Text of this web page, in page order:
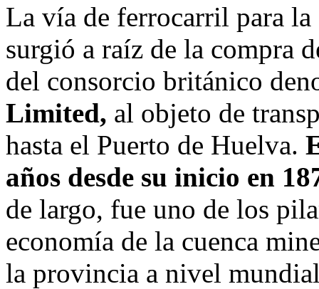
La vía de ferrocarril para
surgió a raíz de la compra
del consorcio británico
Limited, al objeto de
hasta el Puerto de Huelva.
años desde su inicio en
de largo, fue uno de los
economía de la cuenca
la provincia a nivel